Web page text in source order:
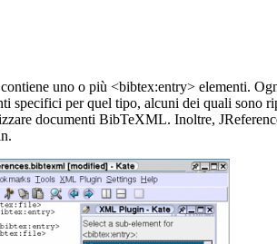
uno o più <bibtex:entry> elementi.
per quel tipo, alcuni dei quali sono
documenti BibTeXML. Inoltre,